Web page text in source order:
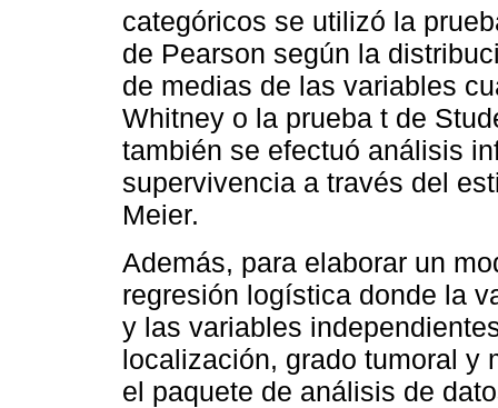
categóricos se utilizó la
de Pearson según la
de medias de las variables
Whitney o la prueba t de
también se efectuó análisis
supervivencia a través del
Meier.
Además, para elaborar un
regresión logística donde la
y las variables
localización, grado tumoral y
el paquete de análisis de